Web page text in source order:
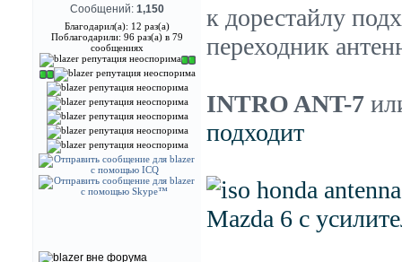
Сообщений: 1,150
Благодарил(а): 12 раз(а)
Поблагодарили: 96 раз(а) в 79
сообщениях
к дорестайлу
переходник
INTRO ANT-7
подходит